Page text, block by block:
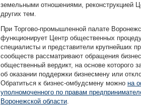
земельными отношениями, реконструкцией
других тем.
При Торгово-промышленной палате
функционирует Центр общественных
специалисты и представители крупнейших
сообществ рассматривают обращения
общественный вердикт, на основе которого
об оказании поддержки бизнесмену или
Обратиться к бизнес-омбудсмену можно на
уполномоченного по правам
Воронежской области.